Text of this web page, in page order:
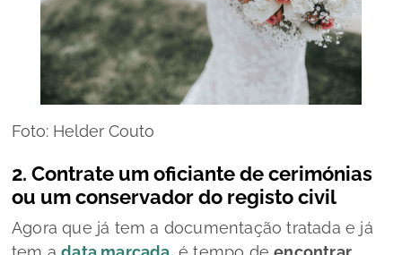
Foto: Helder Couto
2. Contrate um oficiante de cerimónias
ou um conservador do registo civil
Agora que já tem a documentação tratada e já